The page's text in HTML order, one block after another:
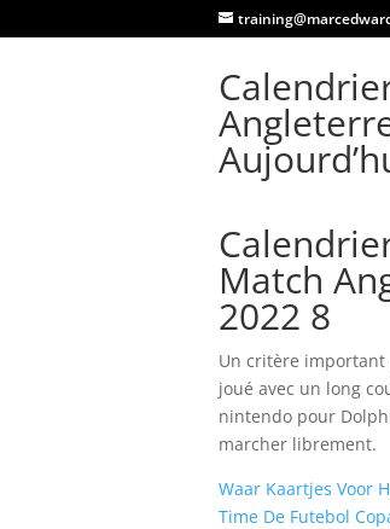
Match
2022 8
Un critère
joué avec un long
nintendo pour
marcher librement.
Waar Kaartjes Voor
Time De Futebol